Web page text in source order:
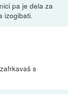
pa je dela za
izogibati.
s